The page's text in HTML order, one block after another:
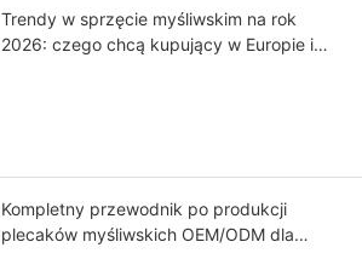
Trendy w sprzęcie myśliwskim na rok
2026: czego chcą kupujący w Europie i
Kompletny przewodnik po produkcji
plecaków myśliwskich OEM/ODM dla